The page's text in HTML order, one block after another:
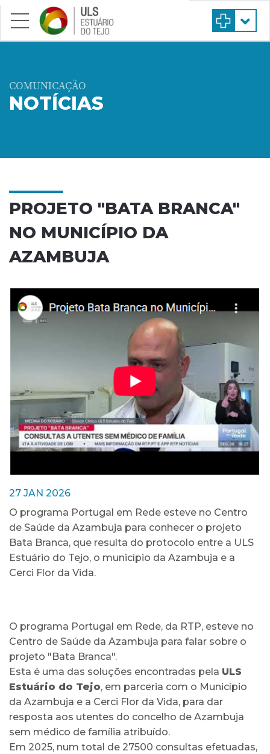
Saltar para conteúdo principal
COMUNICAÇÃO
NOTÍCIAS
PROJETO "BATA BRANCA"
NO MUNICÍPIO DA
AZAMBUJA
27 JAN 2026
O programa Portugal em Rede esteve no Centro
de Saúde da Azambuja para conhecer o projeto
Bata Branca, que resulta do protocolo entre a ULS
Estuário do Tejo, o município da Azambuja e a
Cerci Flor da Vida.
O programa Portugal em Rede, da RTP, esteve no
Centro de Saúde da Azambuja para falar sobre o
projeto "Bata Branca".
Esta é uma das soluções encontradas pela ULS
Estuário do Tejo, em parceria com o Município
da Azambuja e a Cerci Flor da Vida, para dar
resposta aos utentes do concelho de Azambuja
sem médico de família atribuído.
Em 2025, num total de 27500 consultas efetuadas,